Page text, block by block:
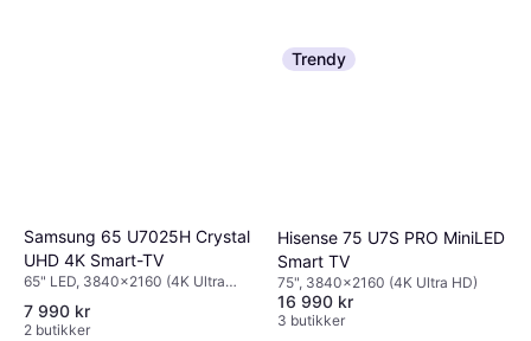
Samsung 65 U7025H Crystal
UHD 4K Smart-TV
65" LED, 3840x2160 (4K Ultra
HD), Smart TV
7 990 kr
2 butikker
Trendy
Hisense 75 U7S PRO MiniLED
Smart TV
75", 3840x2160 (4K Ultra HD)
16 990 kr
3 butikker